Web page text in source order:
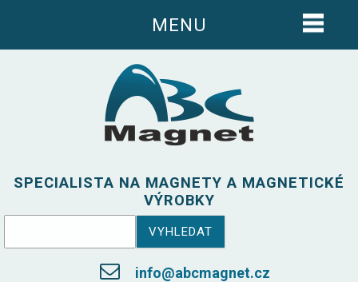
SPECIALISTA NA MAGNETY A MAGNETICKÉ
VÝROBKY
info@abcmagnet.cz
MENU